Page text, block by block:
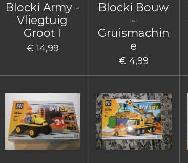
Blocki Army -
Vliegtuig
Groot I
€ 14,99
Blocki Bouw
-
Gruismachin
e
€ 4,99